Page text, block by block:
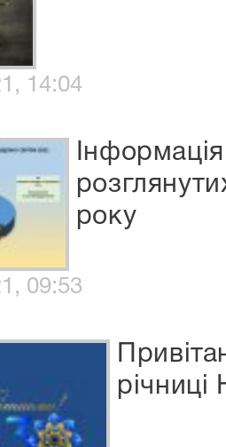
14:04
року
09:53
річниці